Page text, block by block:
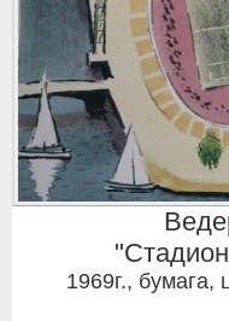
1969г., бумага,